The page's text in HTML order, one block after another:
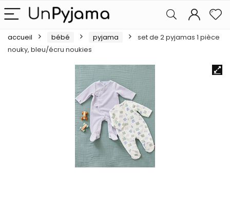
accueil bébé pyjama
set de 2 pyjamas 1 pièce
nouky, bleu/écru noukies